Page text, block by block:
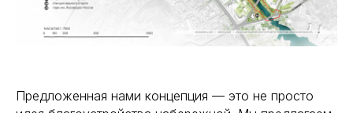
Предложенная нами концепция — это не просто